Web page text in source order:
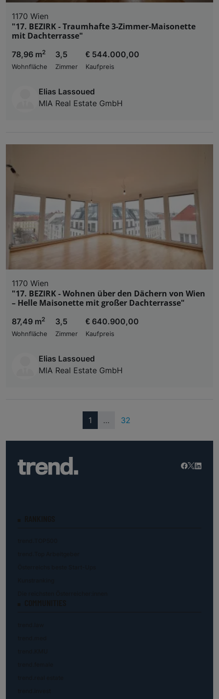
1170 Wien
"17. BEZIRK - Traumhafte 3-Zimmer-Maisonette
mit Dachterrasse"
78,96 m2
Wohnfläche
3,5
Zimmer
€ 544.000,00
Kaufpreis
Elias Lassoued
MIA Real Estate GmbH
1170 Wien
"17. BEZIRK - Wohnen über den Dächern von Wien
– Helle Maisonette mit großer Dachterrasse"
87,49 m2
Wohnfläche
3,5
Zimmer
€ 640.900,00
Kaufpreis
Elias Lassoued
MIA Real Estate GmbH
1 (current)
… 32